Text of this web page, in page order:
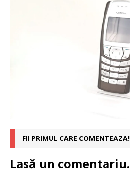
FII PRIMUL CARE COMENTEAZA!
Lasă un comentariu.